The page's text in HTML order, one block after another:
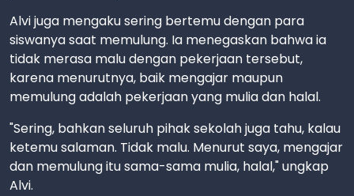
Alvi juga mengaku sering bertemu dengan para
siswanya saat memulung. Ia menegaskan bahwa ia
tidak merasa malu dengan pekerjaan tersebut,
karena menurutnya, baik mengajar maupun
memulung adalah pekerjaan yang mulia dan halal.
"Sering, bahkan seluruh pihak sekolah juga tahu, kalau
ketemu salaman. Tidak malu. Menurut saya, mengajar
dan memulung itu sama-sama mulia, halal," ungkap
Alvi.